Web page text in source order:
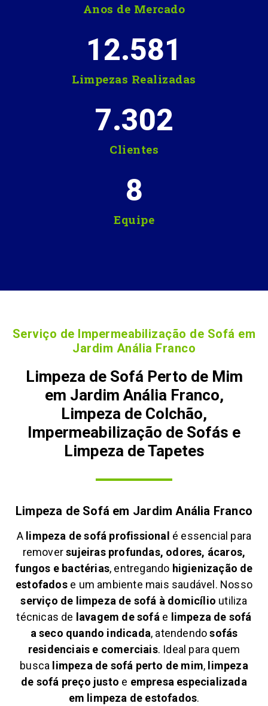
Anos de Mercado
Limpezas Realizadas
12.581
Clientes
7.302
Equipe
8
Serviço de Impermeabilização de Sofá em
Jardim Anália Franco
Limpeza de Sofá Perto de Mim
em Jardim Anália Franco,
Limpeza de Colchão,
Impermeabilização de Sofás e
Limpeza de Tapetes
Limpeza de Sofá em Jardim Anália Franco
A limpeza de sofá profissional é essencial para
removersujeiras profundas, odores, ácaros,
fungos e bactérias, entregando higienização de
estofadose um ambiente mais saudável. Nosso
serviço de limpeza de sofá à domicílio utiliza
técnicas de lavagem de sofá e limpeza de sofá
a seco quando indicada, atendendosofás
residenciais e comerciais. Ideal para quem
busca limpeza de sofá perto de mim, limpeza
de sofá preço justo e empresa especializada
em limpeza de estofados.